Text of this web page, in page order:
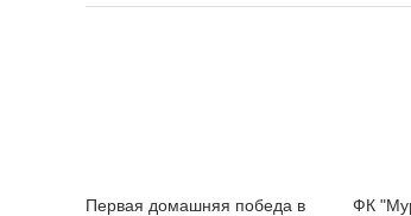
Первая домашняя победа в
ФК